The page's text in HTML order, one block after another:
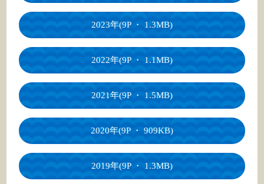
2023年(9P ・ 1.3MB)
2022年(9P ・ 1.1MB)
2021年(9P ・ 1.5MB)
2020年(9P ・ 909KB)
2019年(9P ・ 1.3MB)